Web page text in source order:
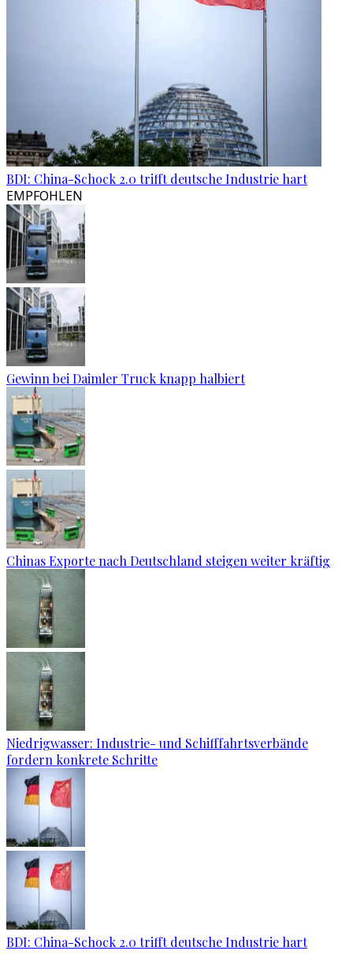
BDI: China-Schock 2.0 trifft deutsche Industrie hart
EMPFOHLEN
Gewinn bei Daimler Truck knapp halbiert
Chinas Exporte nach Deutschland steigen weiter kräftig
Niedrigwasser: Industrie- und Schifffahrtsverbände
fordern konkrete Schritte
BDI: China-Schock 2.0 trifft deutsche Industrie hart